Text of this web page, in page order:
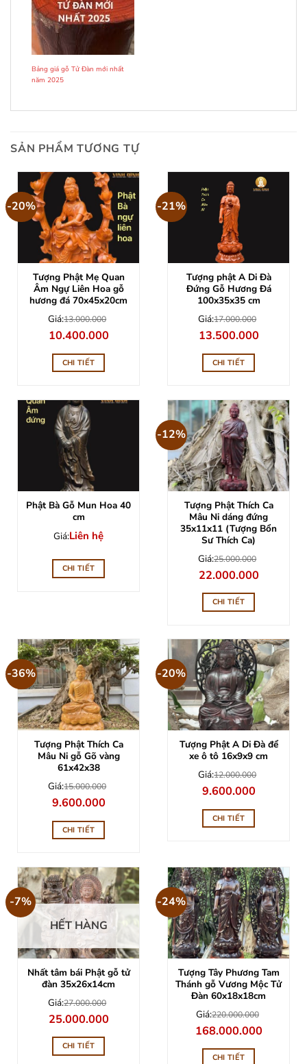
Bảng giá gỗ Tử Đàn mới nhất
năm 2025
SẢN PHẨM TƯƠNG TỰ
-20%
Tượng Phật Mẹ Quan
Âm Ngự Liên Hoa gỗ
hương đá 70x45x20cm
Giá:13.000.000
Giá
gốc
là:
13.000.000.
10.400.000Giá
CHI TIẾT
-21%
Tượng phật A Di Đà
Đứng Gỗ Hương Đá
100x35x35 cm
Giá:17.000.000
Giá
gốc
là:
17.000.000.
13.500.000Giá
CHI TIẾT
Phật Bà Gỗ Mun Hoa 40
cm
Giá:Liên hệ
CHI TIẾT
-12%
Tượng Phật Thích Ca
Mâu Ni dáng đứng
35x11x11 (Tượng Bổn
Sư Thích Ca)
Giá:25.000.000
Giá
gốc
là:
25.000.000.
22.000.000Giá
hiện
CHI TIẾT
-36%
Tượng Phật Thích Ca
Mâu Ni gỗ Gõ vàng
61x42x38
Giá:15.000.000
Giá
gốc
là:
15.000.000.
9.600.000Giá
tại
9.600.000.
CHI TIẾT
-20%
Tượng Phật A Di Đà để
xe ô tô 16x9x9 cm
Giá:12.000.000
Giá
gốc
là:
12.000.000.
9.600.000Giá
tại
9.600.000.
CHI TIẾT
-7%
HẾT HÀNG
Nhất tâm bái Phật gỗ tử
đàn 35x26x14cm
Giá:27.000.000
Giá
gốc
là:
27.000.000.
25.000.000Giá
hiện
CHI TIẾT
-24%
Tượng Tây Phương Tam
Thánh gỗ Vương Mộc Tử
Đàn 60x18x18cm
Giá:220.000.000
Giá
gốc
là:
220.000.000.
168.000.000Giá
hiện
CHI TIẾT